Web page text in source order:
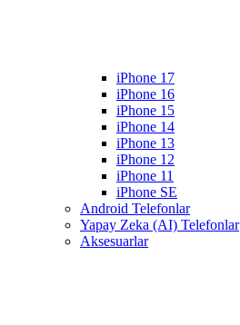
iPhone 17
iPhone 16
iPhone 15
iPhone 14
iPhone 13
iPhone 12
iPhone 11
iPhone SE
Android Telefonlar
Yapay Zeka (AI) Telefonlar
Aksesuarlar